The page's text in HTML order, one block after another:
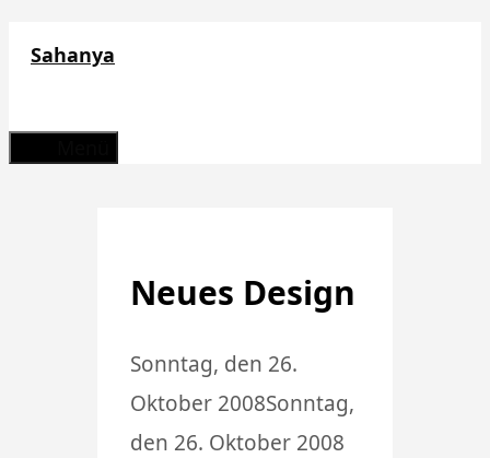
Sahanya
Neues Design
Sonntag, den 26.
Oktober 2008Sonntag,
den 26. Oktober 2008